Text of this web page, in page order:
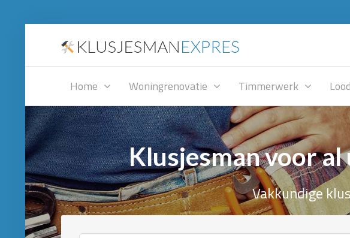
Home Woningrenovatie Timmerwerk
Klusjesman voor
Vakkundige